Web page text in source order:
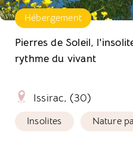
Hébergement
Pierres de Soleil,
rythme du vivant
Issirac, (30)
Insolites Nature